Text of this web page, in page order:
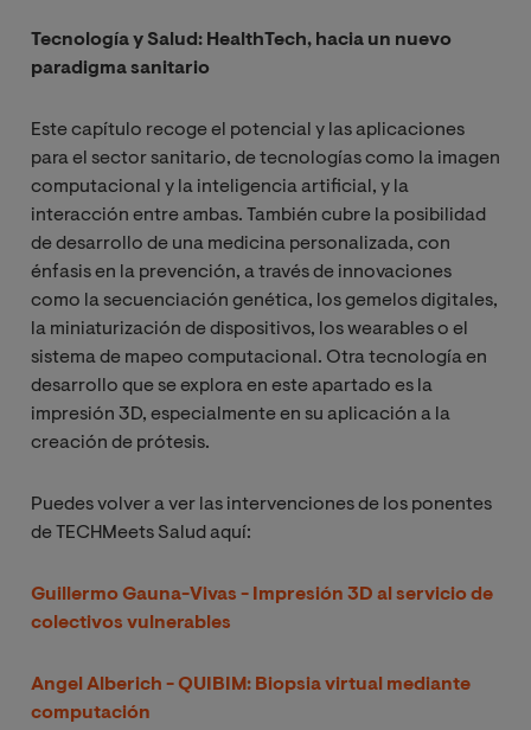
Tecnología y Salud: HealthTech, hacia un nuevo
paradigma sanitario
Este capítulo recoge el potencial y las aplicaciones
para el sector sanitario, de tecnologías como la imagen
computacional y la inteligencia artificial, y la
interacción entre ambas. También cubre la posibilidad
de desarrollo de una medicina personalizada, con
énfasis en la prevención, a través de innovaciones
como la secuenciación genética, los gemelos digitales,
la miniaturización de dispositivos, los wearables o el
sistema de mapeo computacional. Otra tecnología en
desarrollo que se explora en este apartado es la
impresión 3D, especialmente en su aplicación a la
creación de prótesis.
Puedes volver a ver las intervenciones de los ponentes
de TECHMeets Salud aquí:
Guillermo Gauna-Vivas - Impresión 3D al servicio de
colectivos vulnerables
Angel Alberich - QUIBIM: Biopsia virtual mediante
computación